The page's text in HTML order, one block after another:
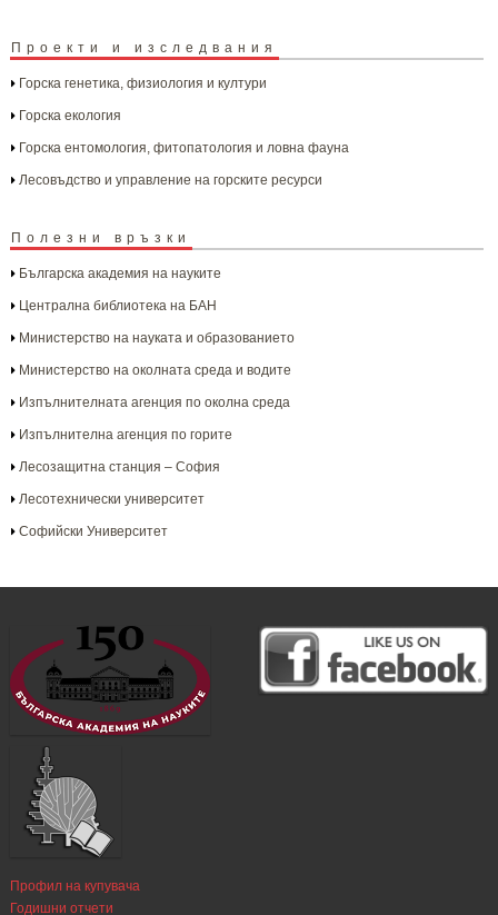
Проекти и изследвания
Горска генетика, физиология и култури
Горска екология
Горска ентомология, фитопатология и ловна фауна
Лесовъдство и управление на горските ресурси
Полезни връзки
Българска aкадемия на науките
Централна библиотека на БАН
Министерство на науката и образованието
Министерство на околната среда и водите
Изпълнителната агенция по околна среда
Изпълнителна агенция по горите
Лесозащитна станция – София
Лесотехнически университет
Софийски Университет
Профил на купувача
Годишни отчети